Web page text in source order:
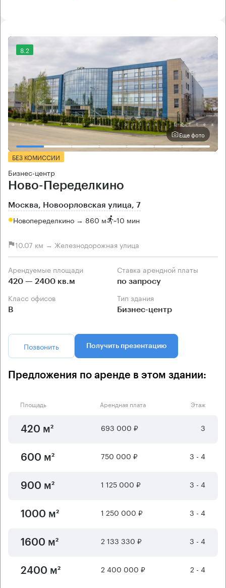
8.2
Еще фото
БЕЗ КОМИССИИ
Бизнес-центр
Ново-Переделкино
Москва, Новоорловская улица, 7
Новопеределкино → 860 м ~10 мин
10.07 км → Железнодорожная улица
Арендуемые площади
420 — 2400 кв.м
Ставка арендной платы
по запросу
Класс офисов
B
Тип здания
Бизнес-центр
Позвонить Получить презентацию
Предложения по аренде в этом здании:
Площадь Арендная плата Этаж
420 м² 693 000 ₽ 3
600 м² 750 000 ₽ 3 - 4
900 м² 1 125 000 ₽ 3 - 4
1000 м² 1 250 000 ₽ 3 - 4
1600 м² 2 133 330 ₽ 3 - 4
2400 м² 2 400 000 ₽ 2 - 4